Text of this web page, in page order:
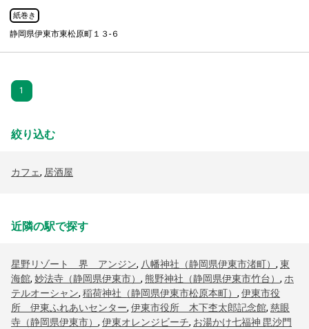
紙巻き
静岡県伊東市東松原町１３-６
1
絞り込む
カフェ, 居酒屋
近隣の駅で探す
星野リゾート 界 アンジン, 八幡神社（静岡県伊東市渚町） , 東
海館, 妙法寺（静岡県伊東市） , 熊野神社（静岡県伊東市竹台） , ホ
テルオーシャン, 稲荷神社（静岡県伊東市松原本町） , 伊東市役
所 伊東ふれあいセンター, 伊東市役所 木下杢太郎記念館, 慈眼
寺（静岡県伊東市） , 伊東オレンジビーチ, お湯かけ七福神 毘沙門